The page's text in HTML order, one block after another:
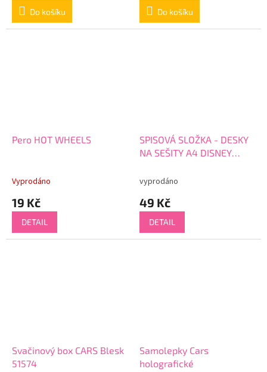
Do košíku Do košíku
Pero HOT WHEELS
Vyprodáno
19 Kč
DETAIL
SPISOVÁ SLOŽKA - DESKY
NA SEŠITY A4 DISNEY
vyprodáno
49 Kč
DETAIL
Svačinový box CARS Blesk
51574
Samolepky Cars
holografické